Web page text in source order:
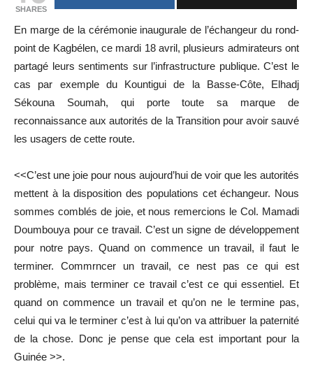
SHARES
En marge de la cérémonie inaugurale de l’échangeur du rond-
point de Kagbélen, ce mardi 18 avril, plusieurs admirateurs ont
partagé leurs sentiments sur l’infrastructure publique. C’est le
cas par exemple du Kountigui de la Basse-Côte, Elhadj
Sékouna Soumah, qui porte toute sa marque de
reconnaissance aux autorités de la Transition pour avoir sauvé
les usagers de cette route.
<<C’est une joie pour nous aujourd’hui de voir que les autorités
mettent à la disposition des populations cet échangeur. Nous
sommes comblés de joie, et nous remercions le Col. Mamadi
Doumbouya pour ce travail. C’est un signe de développement
pour notre pays. Quand on commence un travail, il faut le
terminer. Commrncer un travail, ce nest pas ce qui est
problème, mais terminer ce travail c’est ce qui essentiel. Et
quand on commence un travail et qu’on ne le termine pas,
celui qui va le terminer c’est à lui qu’on va attribuer la paternité
de la chose. Donc je pense que cela est important pour la
Guinée >>.